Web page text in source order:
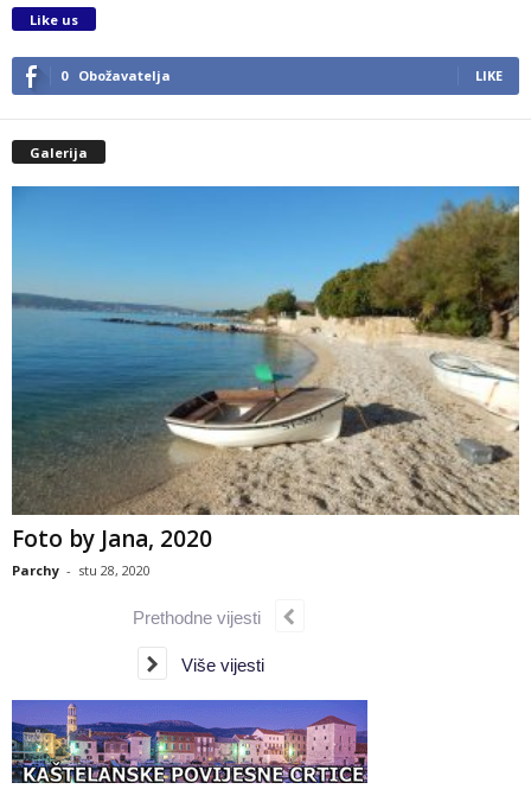
Like us
0 Obožavatelja LIKE
Galerija
Foto by Jana, 2020
Parchy - stu 28, 2020
Prethodne vijesti
Više vijesti